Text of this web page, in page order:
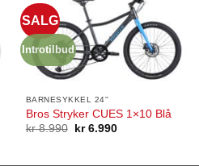
SALG
Introtilbud
BARNESYKKEL 24''
Bros Stryker CUES 1×10 Blå
kr8.990
Opprinnelig
kr6.990Nåværende